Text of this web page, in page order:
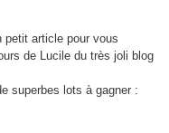
petit article pour vous
de Lucile du très joli blog
superbes lots à gagner :